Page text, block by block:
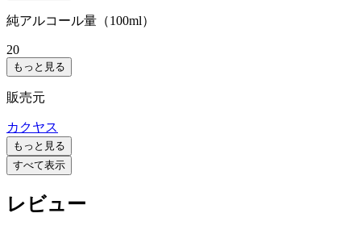
純アルコール量（100ml）
20
もっと見る
販売元
カクヤス
もっと見る
すべて表示
レビュー